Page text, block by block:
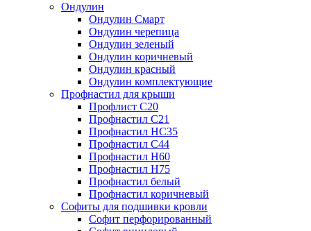
Ондулин
Ондулин Смарт
Ондулин черепица
Ондулин зеленый
Ондулин коричневый
Ондулин красный
Ондулин комплектующие
Профнастил для крыши
Профлист С20
Профнастил С21
Профнастил НС35
Профнастил С44
Профнастил Н60
Профнастил Н75
Профнастил белый
Профнастил коричневый
Софиты для подшивки кровли
Cофит перфорированный